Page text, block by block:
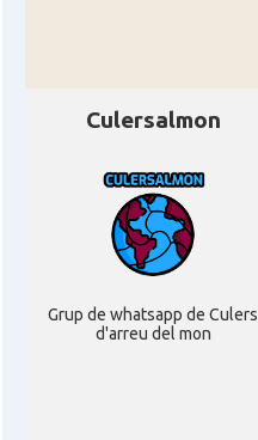
Culersalmon
Grup de whatsapp de Culers
d'arreu del mon